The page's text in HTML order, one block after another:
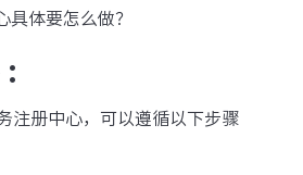
体要怎么做？
注册中心，可以遵循以下步骤